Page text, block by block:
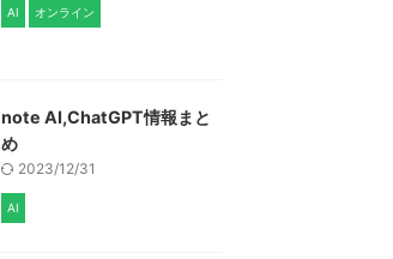
AI オンライン
note AI,ChatGPT情報まと
め
2023/12/31
AI